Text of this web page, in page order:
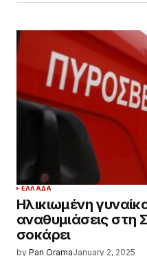
ΕΛΛΆΔΑ
Ηλικιωμένη
αναθυμιάσεις στη
σοκάρει
by Pan OramaJanuary 2, 2025